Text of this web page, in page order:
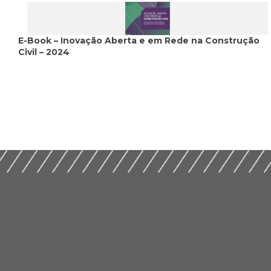
E-Book – Inovação Aberta e em Rede na Construção
Civil – 2024